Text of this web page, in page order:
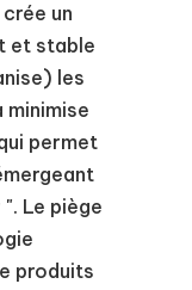
un
et stable
les
minimise
permet
Le piège
produits